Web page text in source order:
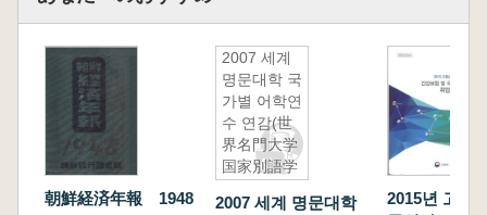
朝鮮経済年報 1948
2007 세계
명문대학 국
가별 어학연
수 연감(世
界名門大学
国家別語学
2007 세계 명문대학
2015년 고등